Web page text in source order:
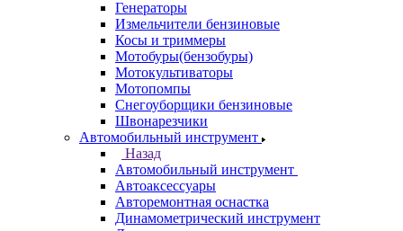
Генераторы
Измельчители бензиновые
Косы и триммеры
Мотобуры(бензобуры)
Мотокультиваторы
Мотопомпы
Снегоуборщики бензиновые
Швонарезчики
Автомобильный инструмент
Назад
Автомобильный инструмент
Автоаксессуары
Авторемонтная оснастка
Динамометрический инструмент